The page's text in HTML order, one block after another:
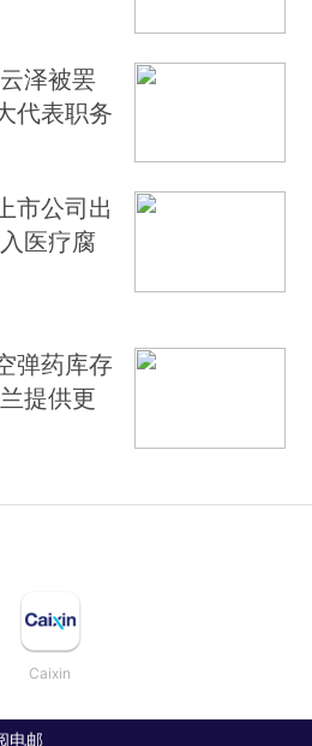
泽被罢
代表职务
市公司出
医疗腐
弹药库存
提供更
Caixin
电邮